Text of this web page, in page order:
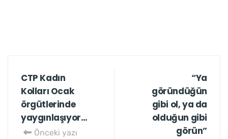
CTP Kadın
Kolları Ocak
örgütlerinde
yaygınlaşıyor…
Önceki yazı
“Ya
göründüğün
gibi ol, ya da
olduğun gibi
görün”